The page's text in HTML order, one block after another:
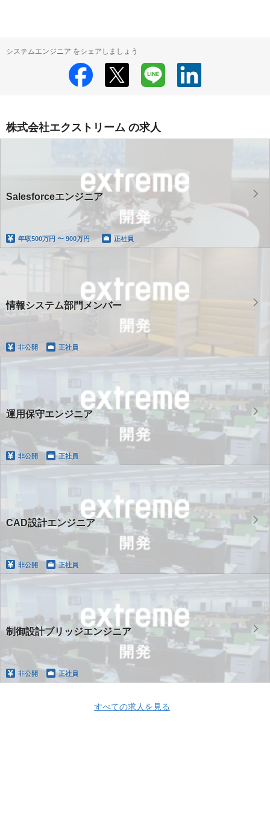
システムエンジニア をシェアしましょう
株式会社エクストリーム の求人
Salesforceエンジニア
年収500万円 〜 900万円 正社員
情報システム部門メンバー
非公開 正社員
運用保守エンジニア
非公開 正社員
CAD設計エンジニア
非公開 正社員
制御設計ブリッジエンジニア
非公開 正社員
すべての求人を見る